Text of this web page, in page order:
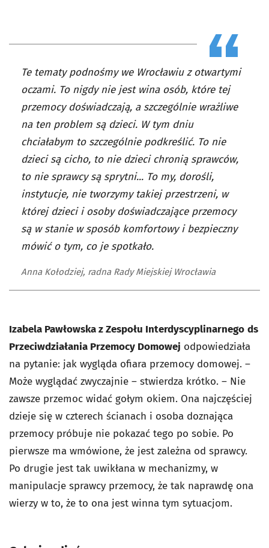
Te tematy podnośmy we Wrocławiu z otwartymi
oczami. To nigdy nie jest wina osób, które tej
przemocy doświadczają, a szczególnie wrażliwe
na ten problem są dzieci. W tym dniu
chciałabym to szczególnie podkreślić. To nie
dzieci są cicho, to nie dzieci chronią sprawców,
to nie sprawcy są sprytni... To my, dorośli,
instytucje, nie tworzymy takiej przestrzeni, w
której dzieci i osoby doświadczające przemocy
są w stanie w sposób komfortowy i bezpieczny
mówić o tym, co je spotkało.
Anna Kołodziej, radna Rady Miejskiej Wrocławia
Izabela Pawłowska z Zespołu Interdyscyplinarnego ds
Przeciwdziałania Przemocy Domowej odpowiedziała
na pytanie: jak wygląda ofiara przemocy domowej. –
Może wyglądać zwyczajnie – stwierdza krótko. – Nie
zawsze przemoc widać gołym okiem. Ona najczęściej
dzieje się w czterech ścianach i osoba doznająca
przemocy próbuje nie pokazać tego po sobie. Po
pierwsze ma wmówione, że jest zależna od sprawcy.
Po drugie jest tak uwikłana w mechanizmy, w
manipulacje sprawcy przemocy, że tak naprawdę ona
wierzy w to, że to ona jest winna tym sytuacjom.